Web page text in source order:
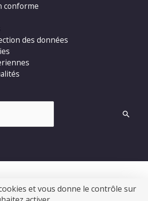
et vous donne le contrôle sur
conforme
des données
MAIRIE de LES ESSARDS 17250 |